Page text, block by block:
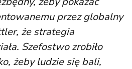
przez globalny
że strategia
Szefostwo zrobiło
żeby ludzie się bali,